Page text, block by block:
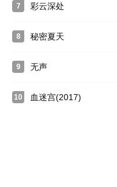
背叛之中。
赋的驯马师，在牛仔竞技界前途
外接到一个奇怪电话而逃过火
7 彩云深处
8 秘密夏天
9 无声
10 血迷宫(2017)